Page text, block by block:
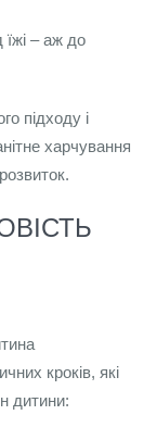
їжі – аж до
підходу і
харчування
кроків, які
дитини: